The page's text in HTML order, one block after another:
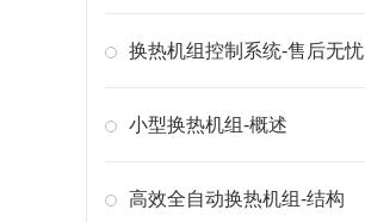
换热机组控制系统-售后无忧
小型换热机组-概述
高效全自动换热机组-结构